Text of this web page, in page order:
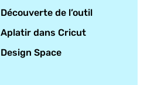
Découverte de l’outil
Aplatir dans Cricut
Design Space